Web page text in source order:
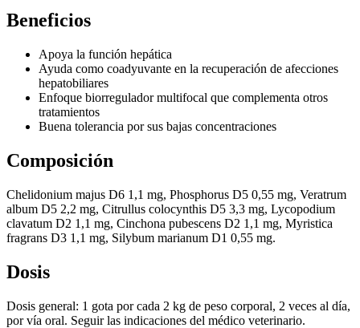
Beneficios
Apoya la función hepática
Ayuda como coadyuvante en la recuperación de afecciones
hepatobiliares
Enfoque biorregulador multifocal que complementa otros
tratamientos
Buena tolerancia por sus bajas concentraciones
Composición
Chelidonium majus D6 1,1 mg, Phosphorus D5 0,55 mg, Veratrum
album D5 2,2 mg, Citrullus colocynthis D5 3,3 mg, Lycopodium
clavatum D2 1,1 mg, Cinchona pubescens D2 1,1 mg, Myristica
fragrans D3 1,1 mg, Silybum marianum D1 0,55 mg.
Dosis
Dosis general: 1 gota por cada 2 kg de peso corporal, 2 veces al día,
por vía oral. Seguir las indicaciones del médico veterinario.